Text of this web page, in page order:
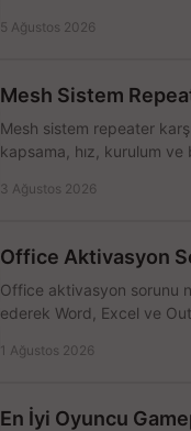
5 Ağustos 2026
Mesh Sistem
Mesh sistem repeater
kapsama, hız, kurulum
3 Ağustos 2026
Office Aktivasyon
Office aktivasyon sorunu
ederek Word, Excel ve
1 Ağustos 2026
En İyi Oyuncu